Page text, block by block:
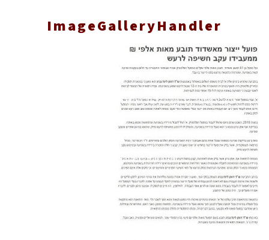
ראשי פועל ייצור מאשדוד תובע מאות אלפי שקלים ממעבידו
עקב חשיפה לרעש. נלקח: "אשדודניוז", 5 דצמבר 2016
ImageGalleryHandler
ImageGalleryHandler